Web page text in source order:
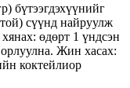
бүтээгдэхүүнийг
сүүнд найруулж
өдөрт 1 үндсэн
Жин хасах:
коктейлиор